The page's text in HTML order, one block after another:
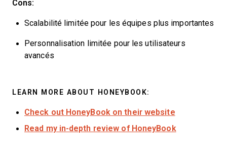
Cons:
Scalabilité limitée pour les équipes plus importantes
Personnalisation limitée pour les utilisateurs
avancés
LEARN MORE ABOUT HONEYBOOK:
Check out HoneyBook on their website
Read my in-depth review of HoneyBook